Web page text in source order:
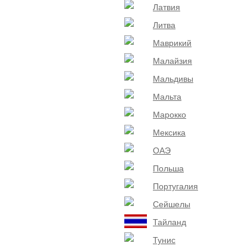
Латвия
Литва
Маврикий
Малайзия
Мальдивы
Мальта
Марокко
Мексика
ОАЭ
Польша
Португалия
Сейшелы
Тайланд
Тунис